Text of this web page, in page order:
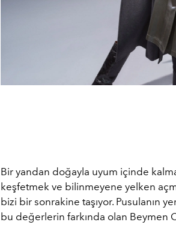
Bir yandan doğayla uyum içinde
keşfetmek ve bilinmeyene yelken
bizi bir sonrakine taşıyor. Pusulanın
bu değerlerin farkında olan Beymen